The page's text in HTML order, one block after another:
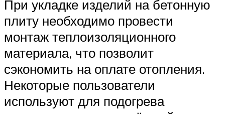
При укладке изделий на бетонную
плиту необходимо провести
монтаж теплоизоляционного
материала, что позволит
сэкономить на оплате отопления.
Некоторые пользователи
используют для подогрева